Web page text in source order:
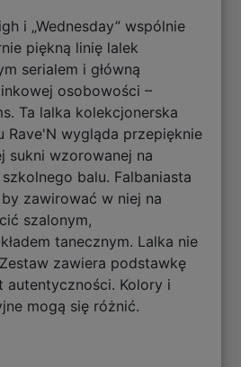
i „Wednesday” wspólnie
piękną linię lalek
serialem i główną
osobowości –
Ta lalka kolekcjonerska
Rave'N wygląda przepięknie
sukni wzorowanej na
balu. Falbaniasta
zawirować w niej na
szalonym,
tanecznym. Lalka nie
zawiera podstawkę
Kolory i
mogą się różnić.